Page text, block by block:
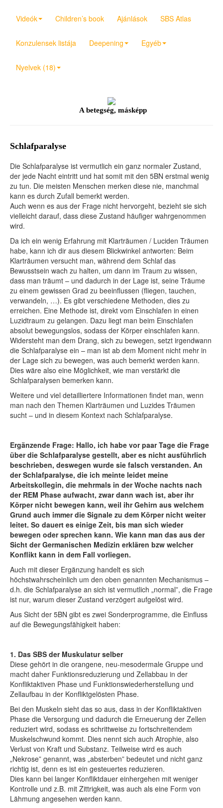
Videók Children’s book Ajánlások SBS Atlas
Konzulensek listája Deepening Egyéb
Nyelvek (18)
A betegség, másképp
Schlafparalyse
Die Schlafparalyse ist vermutlich ein ganz normaler Zustand,
der jede Nacht eintritt und hat somit mit den 5BN erstmal wenig
zu tun. Die meisten Menschen merken diese nie, manchmal
kann es durch Zufall bemerkt werden.
Auch wenn es aus der Frage nicht hervorgeht, bezieht sie sich
vielleicht darauf, dass diese Zustand häufiger wahrgenommen
wird.
Da ich ein wenig Erfahrung mit Klarträumen / Luciden Träumen
habe, kann ich dir aus diesem Blickwinkel antworten: Beim
Klarträumen versucht man, während dem Schlaf das
Bewusstsein wach zu halten, um dann im Traum zu wissen,
dass man träumt – und dadurch in der Lage ist, seine Träume
zu einem gewissen Grad zu beeinflussen (fliegen, tauchen,
verwandeln, …). Es gibt verschiedene Methoden, dies zu
erreichen. Eine Methode ist, direkt vom Einschlafen in einen
Luzidtraum zu gelangen. Dazu liegt man beim Einschlafen
absolut bewegungslos, sodass der Körper einschlafen kann.
Widersteht man dem Drang, sich zu bewegen, setzt irgendwann
die Schlafparalyse ein – man ist ab dem Moment nicht mehr in
der Lage sich zu bewegen, was auch bemerkt werden kann.
Dies wäre also eine Möglichkeit, wie man verstärkt die
Schlafparalysen bemerken kann.
Weitere und viel detailliertere Informationen findet man, wenn
man nach den Themen Klarträumen und Luzides Träumen
sucht – und in diesem Kontext nach Schlafparalyse.
Ergänzende Frage: Hallo, ich habe vor paar Tage die Frage
über die Schlafparalyse gestellt, aber es nicht ausführlich
beschrieben, deswegen wurde sie falsch verstanden. An
der Schlafparalyse, die ich meinte leidet meine
Arbeitskollegin, die mehrmals in der Woche nachts nach
der REM Phase aufwacht, zwar dann wach ist, aber ihr
Körper nicht bewegen kann, weil ihr Gehirn aus welchem
Grund auch immer die Signale zu dem Körper nicht weiter
leitet. So dauert es einige Zeit, bis man sich wieder
bewegen oder sprechen kann. Wie kann man das aus der
Sicht der Germanischen Medizin erklären bzw welcher
Konflikt kann in dem Fall vorliegen.
Auch mit dieser Ergänzung handelt es sich
höchstwahrscheinlich um den oben genannten Mechanismus –
d.h. die Schlafparalyse an sich ist vermutlich „normal”, die Frage
ist nur, warum dieser Zustand verzögert aufgelöst wird.
Aus Sicht der 5BN gibt es zwei Sonderprogramme, die Einfluss
auf die Bewegungsfähigkeit haben:
1. Das SBS der Muskulatur selber
Diese gehört in die orangene, neu-mesodermale Gruppe und
macht daher Funktionsreduzierung und Zellabbau in der
Konfliktaktiven Phase und Funktionswiederherstellung und
Zellaufbau in der Konfliktgelösten Phase.
Bei den Muskeln sieht das so aus, dass in der Konfliktaktiven
Phase die Versorgung und dadurch die Erneuerung der Zellen
reduziert wird, sodass es schrittweise zu fortschreitendem
Muskelschwund kommt. Dies nennt sich auch Atrophie, also
Verlust von Kraft und Substanz. Teilweise wird es auch
„Nekrose” genannt, was „absterben” bedeutet und nicht ganz
richtig ist, denn es ist ein gesteuertes reduzieren.
Dies kann bei langer Konfliktdauer einhergehen mit weniger
Kontrolle und z.B. mit Zittrigkeit, was auch als eine Form von
Lähmung angesehen werden kann.